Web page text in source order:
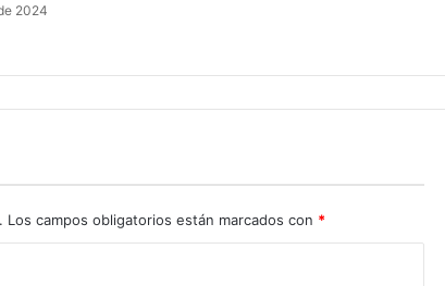
2024
Los campos obligatorios están marcados con *